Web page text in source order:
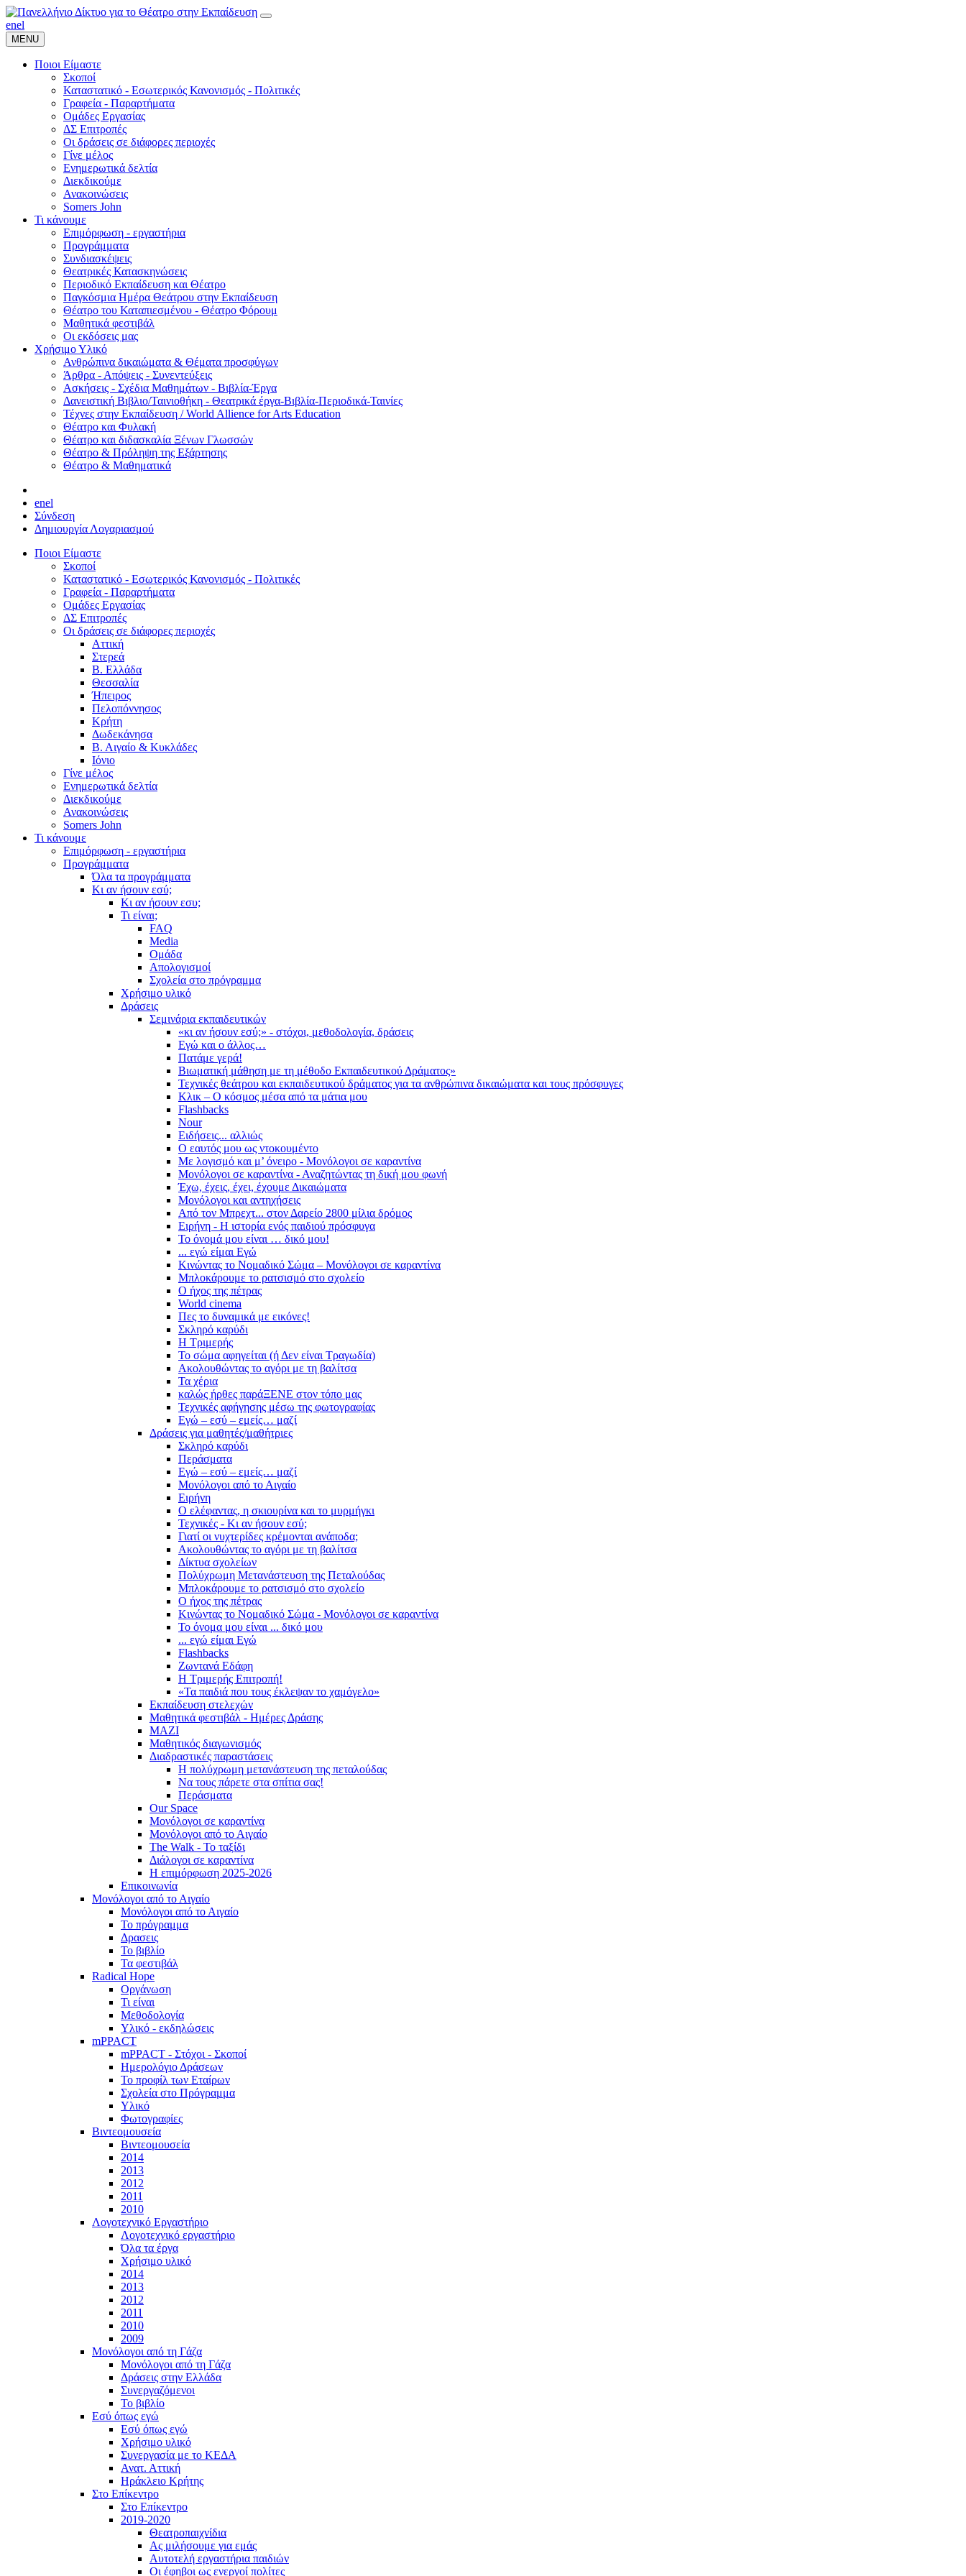
enel
MENU
Ποιοι Είμαστε
Σκοποί
Καταστατικό - Εσωτερικός Κανονισμός - Πολιτικές
Γραφεία - Παραρτήματα
Ομάδες Εργασίας
ΔΣ Επιτροπές
Οι δράσεις σε διάφορες περιοχές
Γίνε μέλος
Ενημερωτικά δελτία
Διεκδικούμε
Ανακοινώσεις
Somers John
Τι κάνουμε
Επιμόρφωση - εργαστήρια
Προγράμματα
Συνδιασκέψεις
Θεατρικές Κατασκηνώσεις
Περιοδικό Εκπαίδευση και Θέατρο
Παγκόσμια Ημέρα Θεάτρου στην Εκπαίδευση
Θέατρο του Καταπιεσμένου - Θέατρο Φόρουμ
Μαθητικά φεστιβάλ
Οι εκδόσεις μας
Χρήσιμο Υλικό
Ανθρώπινα δικαιώματα & Θέματα προσφύγων
Άρθρα - Απόψεις - Συνεντεύξεις
Ασκήσεις - Σχέδια Μαθημάτων - Βιβλία-Έργα
Δανειστική Βιβλιο/Ταινιοθήκη - Θεατρικά έργα-Βιβλία-Περιοδικά-Ταινίες
Τέχνες στην Εκπαίδευση / World Allience for Arts Education
Θέατρο και Φυλακή
Θέατρο και διδασκαλία Ξένων Γλωσσών
Θέατρο & Πρόληψη της Εξάρτησης
Θέατρο & Μαθηματικά
enel
Σύνδεση
Δημιουργία Λογαριασμού
Ποιοι Είμαστε
Σκοποί
Καταστατικό - Εσωτερικός Κανονισμός - Πολιτικές
Γραφεία - Παραρτήματα
Ομάδες Εργασίας
ΔΣ Επιτροπές
Οι δράσεις σε διάφορες περιοχές
Αττική
Στερεά
Β. Ελλάδα
Θεσσαλία
Ήπειρος
Πελοπόννησος
Κρήτη
Δωδεκάνησα
Β. Αιγαίο & Κυκλάδες
Ιόνιο
Γίνε μέλος
Ενημερωτικά δελτία
Διεκδικούμε
Ανακοινώσεις
Somers John
Τι κάνουμε
Επιμόρφωση - εργαστήρια
Προγράμματα
Όλα τα προγράμματα
Κι αν ήσουν εσύ;
Κι αν ήσουν εσυ;
Τι είναι;
FAQ
Media
Ομάδα
Απολογισμοί
Σχολεία στο πρόγραμμα
Χρήσιμο υλικό
Δράσεις
Σεμινάρια εκπαιδευτικών
«κι αν ήσουν εσύ;» - στόχοι, μεθοδολογία, δράσεις
Εγώ και ο άλλος…
Πατάμε γερά!
Βιωματική μάθηση με τη μέθοδο Εκπαιδευτικού Δράματος»
Τεχνικές θεάτρου και εκπαιδευτικού δράματος για τα ανθρώπινα δικαιώματα και τους πρόσφυγες
Κλικ – Ο κόσμος μέσα από τα μάτια μου
Flashbacks
Nour
Ειδήσεις... αλλιώς
Ο εαυτός μου ως ντοκουμέντο
Με λογισμό και μ’ όνειρο - Μονόλογοι σε καραντίνα
Μονόλογοι σε καραντίνα - Αναζητώντας τη δική μου φωνή
Έχω, έχεις, έχει, έχουμε Δικαιώματα
Μονόλογοι και αντηχήσεις
Από τον Μπρεχτ... στον Δαρείο 2800 μίλια δρόμος
Ειρήνη - Η ιστορία ενός παιδιού πρόσφυγα
Το όνομά μου είναι … δικό μου!
... εγώ είμαι Εγώ
Κινώντας το Νομαδικό Σώμα – Μονόλογοι σε καραντίνα
Μπλοκάρουμε το ρατσισμό στο σχολείο
Ο ήχος της πέτρας
World cinema
Πες το δυναμικά με εικόνες!
Σκληρό καρύδι
Η Τριμερής
Το σώμα αφηγείται (ή Δεν είναι Τραγωδία)
Ακολουθώντας το αγόρι με τη βαλίτσα
Τα χέρια
καλώς ήρθες παράΞΕΝΕ στον τόπο μας
Τεχνικές αφήγησης μέσω της φωτογραφίας
Εγώ – εσύ – εμείς… μαζί
Δράσεις για μαθητές/μαθήτριες
Σκληρό καρύδι
Περάσματα
Εγώ – εσύ – εμείς… μαζί
Μονόλογοι από το Αιγαίο
Ειρήνη
Ο ελέφαντας, η σκιουρίνα και το μυρμήγκι
Τεχνικές - Κι αν ήσουν εσύ;
Γιατί οι νυχτερίδες κρέμονται ανάποδα;
Ακολουθώντας το αγόρι με τη βαλίτσα
Δίκτυα σχολείων
Πολύχρωμη Μετανάστευση της Πεταλούδας
Μπλοκάρουμε το ρατσισμό στο σχολείο
Ο ήχος της πέτρας
Κινώντας το Νομαδικό Σώμα - Μονόλογοι σε καραντίνα
Το όνομα μου είναι ... δικό μου
... εγώ είμαι Εγώ
Flashbacks
Ζωντανά Εδάφη
Η Τριμερής Επιτροπή!
«Τα παιδιά που τους έκλεψαν το χαμόγελο»
Εκπαίδευση στελεχών
Μαθητικά φεστιβάλ - Ημέρες Δράσης
ΜΑΖΙ
Μαθητικός διαγωνισμός
Διαδραστικές παραστάσεις
Η πολύχρωμη μετανάστευση της πεταλούδας
Να τους πάρετε στα σπίτια σας!
Περάσματα
Our Space
Μονόλογοι σε καραντίνα
Μονόλογοι από το Αιγαίο
The Walk - Το ταξίδι
Διάλογοι σε καραντίνα
Η επιμόρφωση 2025-2026
Επικοινωνία
Μονόλογοι από το Αιγαίο
Μονόλογοι από το Αιγαίο
Το πρόγραμμα
Δρασεις
Το βιβλίο
Τα φεστιβάλ
Radical Hope
Οργάνωση
Τι είναι
Μεθοδολογία
Υλικό - εκδηλώσεις
mPPACT
mPPACT - Στόχοι - Σκοποί
Ημερολόγιο Δράσεων
Το προφίλ των Εταίρων
Σχολεία στο Πρόγραμμα
Υλικό
Φωτογραφίες
Βιντεομουσεία
Βιντεομουσεία
2014
2013
2012
2011
2010
Λογοτεχνικό Εργαστήριο
Λογοτεχνικό εργαστήριο
Όλα τα έργα
Χρήσιμο υλικό
2014
2013
2012
2011
2010
2009
Μονόλογοι από τη Γάζα
Μονόλογοι από τη Γάζα
Δράσεις στην Ελλάδα
Συνεργαζόμενοι
To βιβλίο
Εσύ όπως εγώ
Εσύ όπως εγώ
Χρήσιμο υλικό
Συνεργασία με το ΚΕΔΑ
Ανατ. Αττική
Ηράκλειο Κρήτης
Στο Επίκεντρο
Στο Επίκεντρο
2019-2020
Θεατροπαιχνίδια
Ας μιλήσουμε για εμάς
Αυτοτελή εργαστήρια παιδιών
Οι έφηβοι ως ενεργοί πολίτες